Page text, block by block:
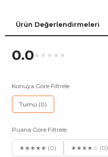
Ürün Değerlendirmeleri
0.0 ★★★★★
Konuya Göre Filtrele
Tümü (0)
Puana Göre Filtrele
★★★★★ (0) ★★★★☆ (0)